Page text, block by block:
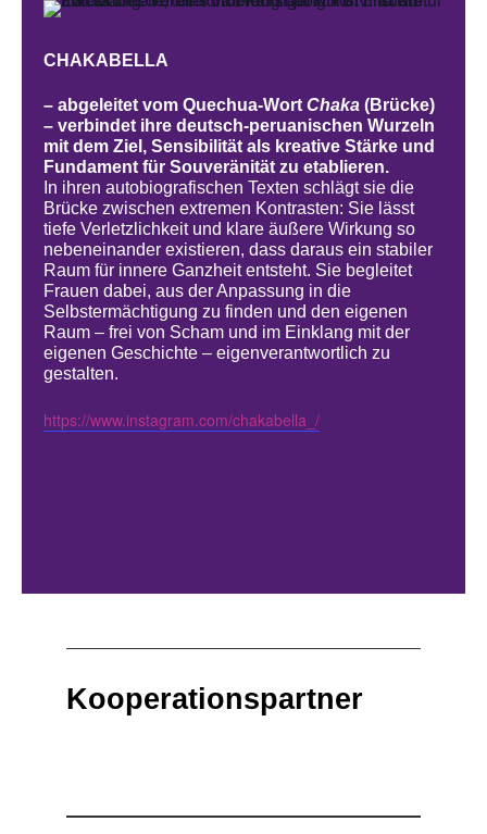
CHAKABELLA
– abgeleitet vom Quechua-WortChaka (Brücke)
– verbindet ihre deutsch-peruanischen Wurzeln
mit dem Ziel, Sensibilität als kreative Stärke und
Fundament für Souveränität zu etablieren.
In ihren autobiografischen Texten schlägt sie die
Brücke zwischen extremen Kontrasten: Sie lässt
tiefe Verletzlichkeit und klare äußere Wirkung so
nebeneinander existieren, dass daraus ein stabiler
Raum für innere Ganzheit entsteht. Sie begleitet
Frauen dabei, aus der Anpassung in die
Selbstermächtigung zu finden und den eigenen
Raum – frei von Scham und im Einklang mit der
eigenen Geschichte – eigenverantwortlich zu
gestalten.
https://www.instagram.com/chakabella_/
Kooperationspartner